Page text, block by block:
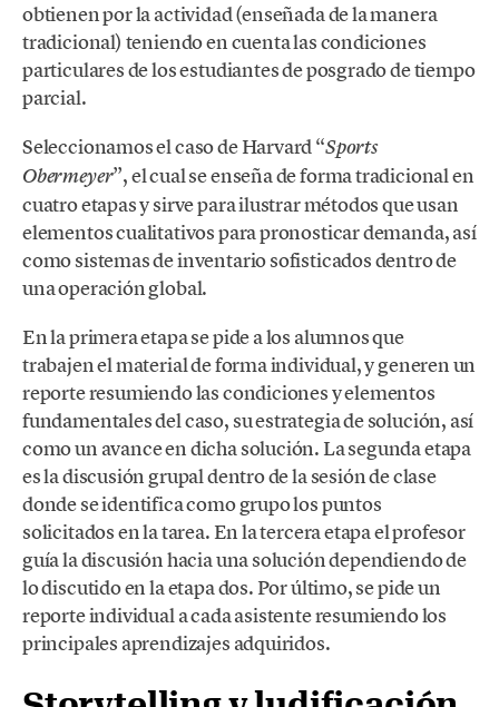
obtienen por la actividad (enseñada de la manera
tradicional) teniendo en cuenta las condiciones
particulares de los estudiantes de posgrado de tiempo
parcial.
Seleccionamos el caso de Harvard “Sports
Obermeyer”, el cual se enseña de forma tradicional en
cuatro etapas y sirve para ilustrar métodos que usan
elementos cualitativos para pronosticar demanda, así
como sistemas de inventario sofisticados dentro de
una operación global.
En la primera etapa se pide a los alumnos que
trabajen el material de forma individual, y generen un
reporte resumiendo las condiciones y elementos
fundamentales del caso, su estrategia de solución, así
como un avance en dicha solución. La segunda etapa
es la discusión grupal dentro de la sesión de clase
donde se identifica como grupo los puntos
solicitados en la tarea. En la tercera etapa el profesor
guía la discusión hacia una solución dependiendo de
lo discutido en la etapa dos. Por último, se pide un
reporte individual a cada asistente resumiendo los
principales aprendizajes adquiridos.